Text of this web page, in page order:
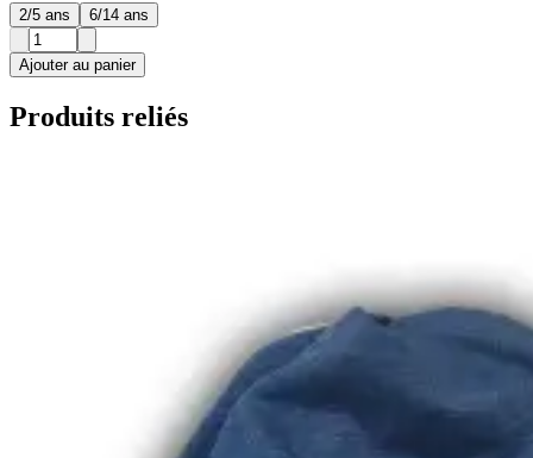
2/5 ans 6/14 ans
Ajouter au panier
Produits reliés